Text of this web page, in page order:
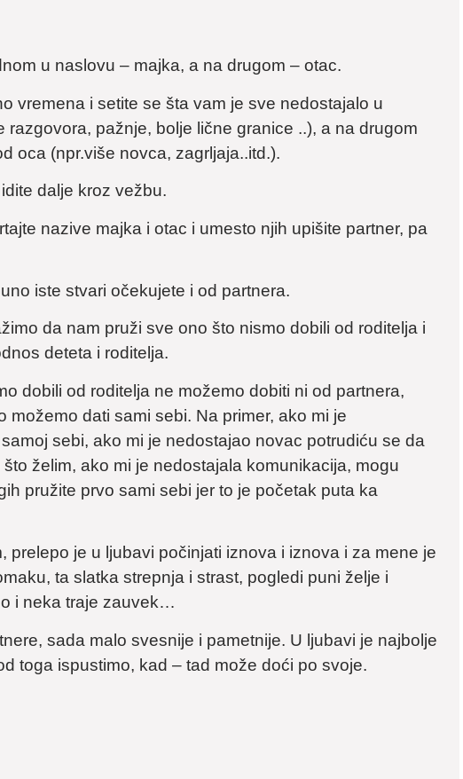
u naslovu – majka, a na drugom – otac.
vremena i setite se šta vam je sve nedostajalo u
razgovora, pažnje, bolje lične granice ..), a na drugom
oca (npr.više novca, zagrljaja..itd.).
dalje kroz vežbu.
nazive majka i otac i umesto njih upišite partner, pa
iste stvari očekujete i od partnera.
da nam pruži sve ono što nismo dobili od roditelja i
deteta i roditelja.
dobili od roditelja ne možemo dobiti ni od partnera,
možemo dati sami sebi. Na primer, ako mi je
sebi, ako mi je nedostajao novac potrudiću se da
želim, ako mi je nedostajala komunikacija, mogu
pružite prvo sami sebi jer to je početak puta ka
prelepo je u ljubavi počinjati iznova i iznova i za mene je
ta slatka strepnja i strast, pogledi puni želje i
i neka traje zauvek…
sada malo svesnije i pametnije. U ljubavi je najbolje
toga ispustimo, kad – tad može doći po svoje.